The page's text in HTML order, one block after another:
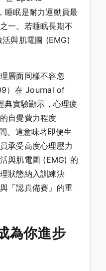
睡眠是耐力運動員最
一。若睡眠長期不
與肌電圖 (EMG)
層面同樣不容忽
）在 Journal of
實驗顯示，心理疲
自覺費力程度
。這意味著即便生
承受高度心理壓力
與肌電圖 (EMG) 的
狀態納入訓練決
「認真備賽」的重
為你進步